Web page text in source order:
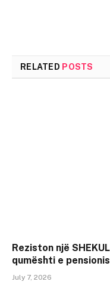
RELATED POSTS
Reziston një
qumështi e
July 7, 2026